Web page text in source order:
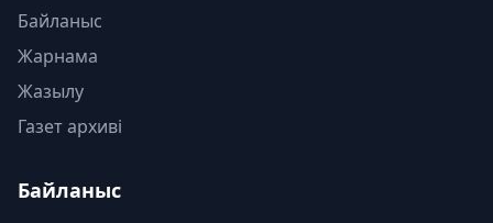
Байланыс
Жарнама
Жазылу
Газет архиві
Байланыс